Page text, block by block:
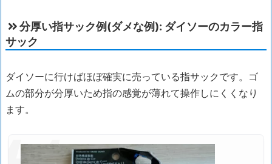
分厚い指サック例(ダメな例): ダイソーのカラー指
サック
ダイソーに行けばほぼ確実に売っている指サックです。ゴ
ムの部分が分厚いため指の感覚が薄れて操作しにくくなり
ます。